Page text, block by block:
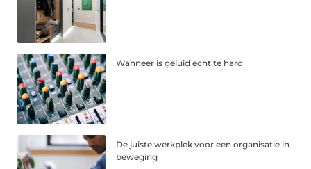
Wanneer is geluid echt te hard
De juiste werkplek voor een organisatie in
beweging